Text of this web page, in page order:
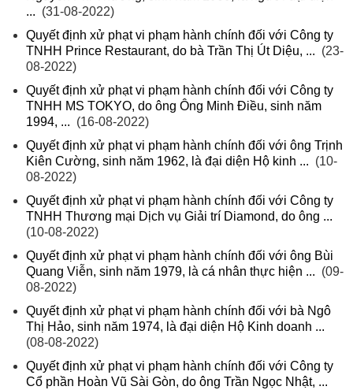
... (31-08-2022)
Quyết định xử phạt vi phạm hành chính đối với Công ty
TNHH Prince Restaurant, do bà Trần Thị Út Diệu, ... (23-
08-2022)
Quyết định xử phạt vi phạm hành chính đối với Công ty
TNHH MS TOKYO, do ông Ông Minh Điều, sinh năm
1994, ... (16-08-2022)
Quyết định xử phạt vi phạm hành chính đối với ông Trịnh
Kiên Cường, sinh năm 1962, là đại diện Hộ kinh ... (10-
08-2022)
Quyết định xử phạt vi phạm hành chính đối với Công ty
TNHH Thương mại Dịch vụ Giải trí Diamond, do ông ...
(10-08-2022)
Quyết định xử phạt vi phạm hành chính đối với ông Bùi
Quang Viễn, sinh năm 1979, là cá nhân thực hiện ... (09-
08-2022)
Quyết định xử phạt vi phạm hành chính đối với bà Ngô
Thị Hảo, sinh năm 1974, là đại diện Hộ Kinh doanh ...
(08-08-2022)
Quyết định xử phạt vi phạm hành chính đối với Công ty
Cổ phần Hoàn Vũ Sài Gòn, do ông Trần Ngọc Nhật, ...